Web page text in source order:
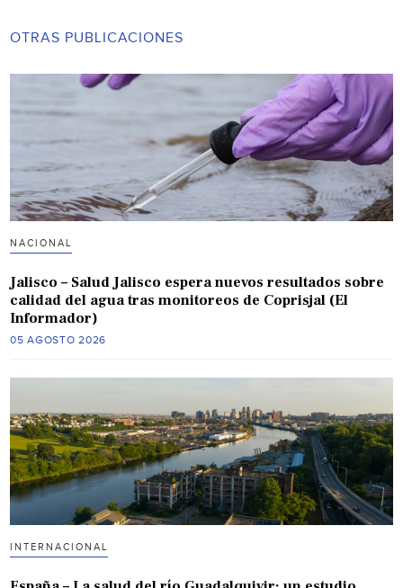
OTRAS PUBLICACIONES
NACIONAL
Jalisco – Salud Jalisco espera nuevos resultados sobre
calidad del agua tras monitoreos de Coprisjal (El
Informador)
05 AGOSTO 2026
INTERNACIONAL